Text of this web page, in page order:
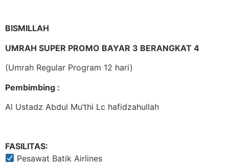
BISMILLAH
UMRAH SUPER PROMO BAYAR 3 BERANGKAT 4
(Umrah Regular Program 12 hari)
Pembimbing :
Al Ustadz Abdul Mu’thi Lc hafidzahullah
FASILITAS:
Pesawat Batik Airlines